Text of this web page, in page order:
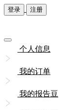
登录 注册
个人信息
我的订单
我的报告豆